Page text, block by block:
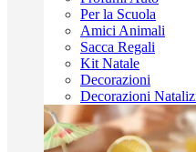
Per la Scuola
Amici Animali
Sacca Regali
Kit Natale
Decorazioni
Decorazioni